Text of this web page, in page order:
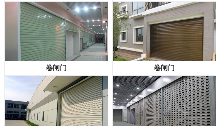
卷闸门 卷闸门